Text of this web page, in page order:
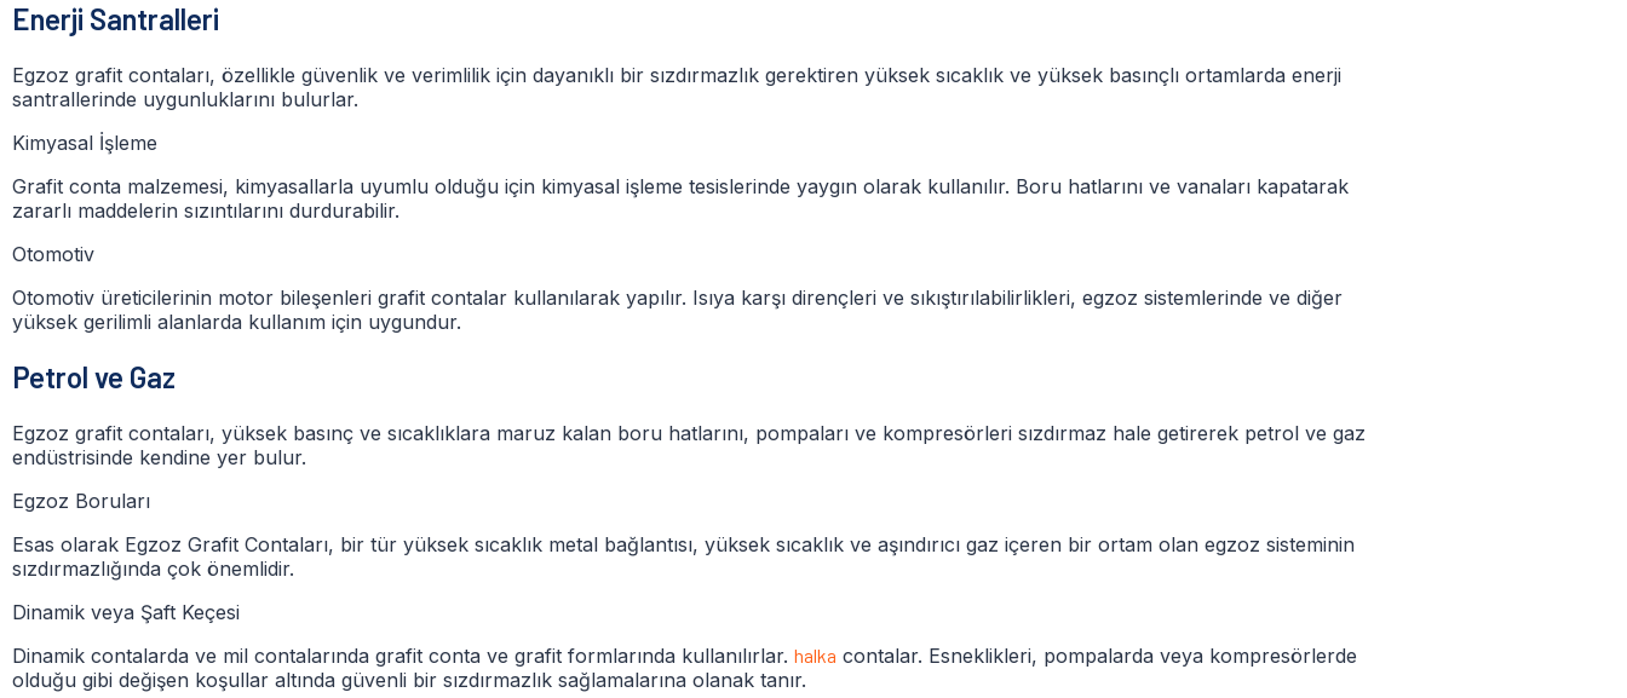
Enerji Santralleri
Egzoz grafit contaları, özellikle güvenlik ve verimlilik için dayanıklı bir sızdırmazlık gerektiren yüksek sıcaklık ve yüksek basınçlı ortamlarda enerji
santrallerinde uygunluklarını bulurlar.
Kimyasal İşleme
Grafit conta malzemesi, kimyasallarla uyumlu olduğu için kimyasal işleme tesislerinde yaygın olarak kullanılır. Boru hatlarını ve vanaları kapatarak
zararlı maddelerin sızıntılarını durdurabilir.
Otomotiv
Otomotiv üreticilerinin motor bileşenleri grafit contalar kullanılarak yapılır. Isıya karşı dirençleri ve sıkıştırılabilirlikleri, egzoz sistemlerinde ve diğer
yüksek gerilimli alanlarda kullanım için uygundur.
Petrol ve Gaz
Egzoz grafit contaları, yüksek basınç ve sıcaklıklara maruz kalan boru hatlarını, pompaları ve kompresörleri sızdırmaz hale getirerek petrol ve gaz
endüstrisinde kendine yer bulur.
Egzoz Boruları
Esas olarak Egzoz Grafit Contaları, bir tür yüksek sıcaklık metal bağlantısı, yüksek sıcaklık ve aşındırıcı gaz içeren bir ortam olan egzoz sisteminin
sızdırmazlığında çok önemlidir.
Dinamik veya Şaft Keçesi
Dinamik contalarda ve mil contalarında grafit conta ve grafit formlarında kullanılırlar. halka contalar. Esneklikleri, pompalarda veya kompresörlerde
olduğu gibi değişen koşullar altında güvenli bir sızdırmazlık sağlamalarına olanak tanır.